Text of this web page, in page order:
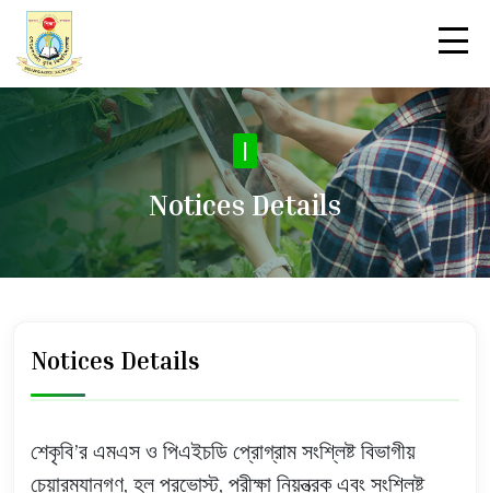
N
Notices Details
Notices Details
শেকৃবি’র এমএস ও পিএইচডি প্রোগ্রাম সংশ্লিষ্ট বিভাগীয়
চেয়ারম্যানগণ, হল প্রভোস্ট, পরীক্ষা নিয়ন্ত্রক এবং সংশ্লিষ্ট